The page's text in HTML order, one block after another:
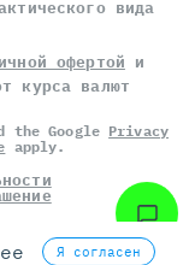
вида
офертой и
курса валют
the Google Privacy
apply.
Я согласен